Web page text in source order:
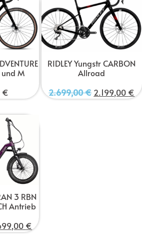
und M
€
RIDLEY Yungstr CARBON
Allroad
2.699,00€ 2.199,00 €
3 RBN
Antrieb
€